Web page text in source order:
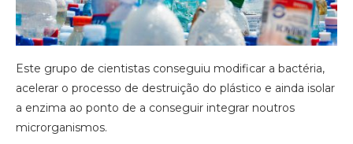
Este grupo de cientistas conseguiu modificar a bactéria,
acelerar o processo de destruição do plástico e ainda isolar
a enzima ao ponto de a conseguir integrar noutros
microrganismos.